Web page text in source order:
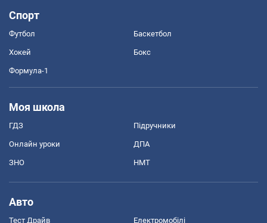
Спорт
Футбол Баскетбол
Хокей Бокс
Формула-1
Моя школа
ГДЗ Підручники
Онлайн уроки ДПА
ЗНО НМТ
Авто
Тест Драйв Електромобілі